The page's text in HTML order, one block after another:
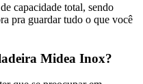
capacidade total, sendo
pra guardar tudo o que você
Midea Inox?